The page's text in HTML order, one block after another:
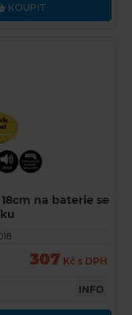
KOUPIT
na baterie se
307 Kč s DPH
INFO